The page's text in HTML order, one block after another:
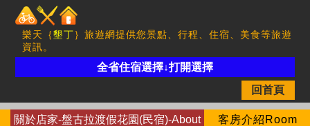
樂天｛墾丁｝旅遊網提供您景點、行程、住宿、美食等旅遊
資訊。
全省住宿選擇↓打開選擇
回首頁
關於店家-盤古拉渡假花園(民宿)-About
客房介紹Room